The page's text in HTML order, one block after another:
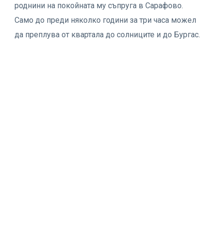
роднини на покойната му съпруга в Сарафово.
Само до преди няколко години за три часа можел
да преплува от квартала до солниците и до Бургас.